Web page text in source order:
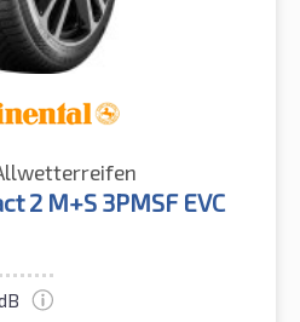
2 M+S 3PMSF EVC